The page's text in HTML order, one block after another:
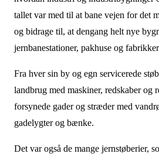
tallet var med til at bane vejen for det
og bidrage til, at dengang helt nye
jernbanestationer, pakhuse og
Fra hver sin by og egn servicerede
landbrug med maskiner, redskaber og
forsynede gader og stræder med
gadelygter og bænke.
Det var også de mange jernstøberier,